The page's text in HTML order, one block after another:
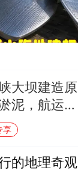
大坝建造原
泥，航运，
知识
享
的地理奇